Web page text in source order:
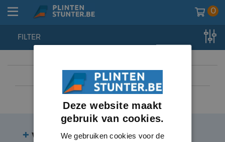
0
home //
FILTER
Veelgestelde vragen
Deze website maakt
gebruik van cookies.
We gebruiken cookies voor de